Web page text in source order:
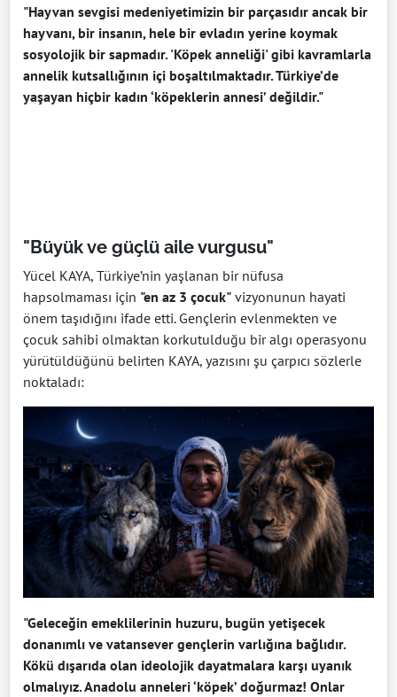
"Hayvan sevgisi medeniyetimizin bir parçasıdır ancak bir
hayvanı, bir insanın, hele bir evladın yerine koymak
sosyolojik bir sapmadır. 'Köpek anneliği' gibi kavramlarla
annelik kutsallığının içi boşaltılmaktadır. Türkiye’de
yaşayan hiçbir kadın ‘köpeklerin annesi’ değildir."
"Büyük ve güçlü aile vurgusu"
Yücel KAYA, Türkiye’nin yaşlanan bir nüfusa
hapsolmaması için "en az 3 çocuk" vizyonunun hayati
önem taşıdığını ifade etti. Gençlerin evlenmekten ve
çocuk sahibi olmaktan korkutulduğu bir algı operasyonu
yürütüldüğünü belirten KAYA, yazısını şu çarpıcı sözlerle
noktaladı:
"Geleceğin emeklilerinin huzuru, bugün yetişecek
donanımlı ve vatansever gençlerin varlığına bağlıdır.
Kökü dışarıda olan ideolojik dayatmalara karşı uyanık
olmalıyız. Anadolu anneleri ‘köpek’ doğurmaz! Onlar